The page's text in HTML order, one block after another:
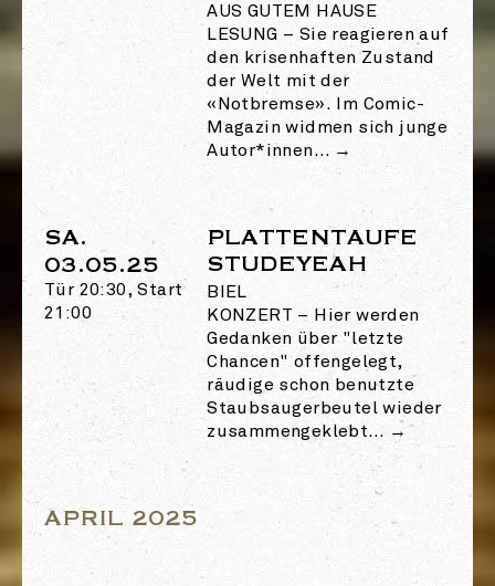
AUS GUTEM HAUSE
LESUNG – Sie reagieren auf
den krisenhaften Zustand
der Welt mit der
«Notbremse». Im Comic-
Magazin widmen sich junge
Autor*innen… →
SA.
03.05.25
Tür 20:30, Start
21:00
PLATTENTAUFE
STUDEYEAH
BIEL
KONZERT – Hier werden
Gedanken über "letzte
Chancen" offengelegt,
räudige schon benutzte
Staubsaugerbeutel wieder
zusammengeklebt… →
APRIL 2025